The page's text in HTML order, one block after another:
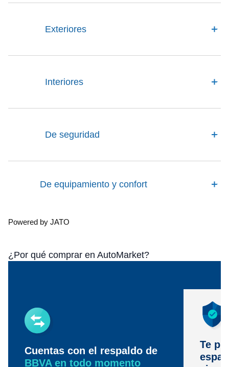
Exteriores
Interiores
De seguridad
De equipamiento y confort
Powered by JATO
¿Por qué comprar en AutoMarket?
Cuentas con el respaldo de
BBVA en todo momento
Te